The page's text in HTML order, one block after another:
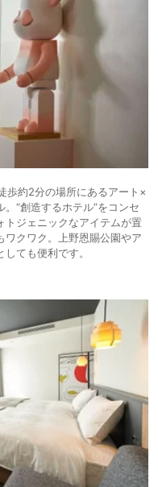
歩約2分の場所にあるアート×
“創造するホテル”をコンセ
トジェニックなアイテムが置
クワク。上野恩賜公園やア
ても便利です。